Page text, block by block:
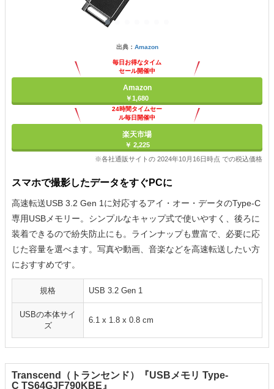
出典： Amazon
毎日お得なタイム
セール開催中
Amazon
￥1,680
24時間タイムセー
ル毎日開催中
楽天市場
￥ 2,225
※各社通販サイトの 2024年10月16日時点 での税込価格
スマホで撮影したデータをすぐPCに
高速転送USB 3.2 Gen 1に対応するアイ・オー・データのType-C
専用USBメモリー。シンプルなキャップ式で使いやすく、後ろに
装着できるので紛失防止にも。ラインナップも豊富で、必要に応
じた容量を選べます。写真や動画、音楽などを高速転送したい方
におすすめです。
規格 USB 3.2 Gen 1
USBの本体サイ
ズ
‎6.1 x 1.8 x 0.8 cm
Transcend（トランセンド）『USBメモリ Type-
C TS64GJF790KBE』